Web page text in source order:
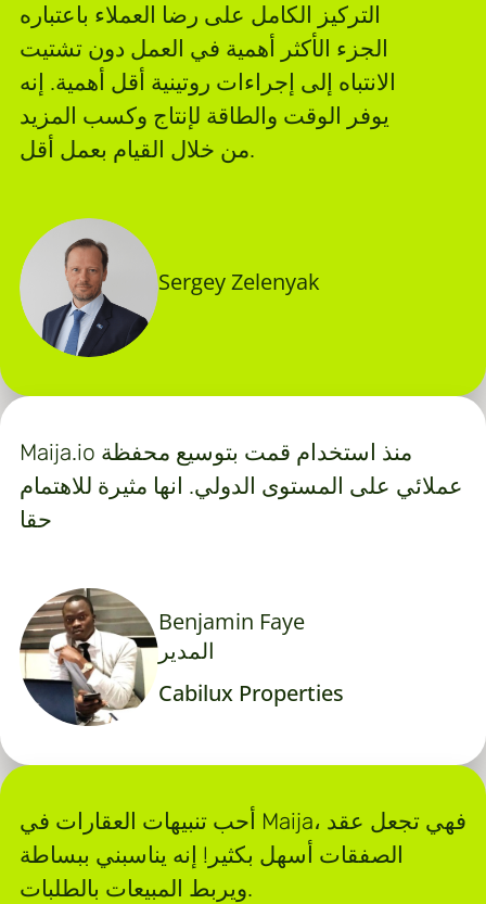
التركيز الكامل على رضا العملاء باعتباره
الجزء الأكثر أهمية في العمل دون تشتيت
الانتباه إلى إجراءات روتينية أقل أهمية. إنه
يوفر الوقت والطاقة لإنتاج وكسب المزيد
من خلال القيام بعمل أقل.
Sergey Zelenyak
Maija.io منذ استخدام قمت بتوسيع محفظة
عملائي على المستوى الدولي. انها مثيرة للاهتمام
حقا
Benjamin Faye
المدير
Cabilux Properties
أحب تنبيهات العقارات في Maija، فهي تجعل عقد
الصفقات أسهل بكثير! إنه يناسبني ببساطة
ويربط المبيعات بالطلبات.